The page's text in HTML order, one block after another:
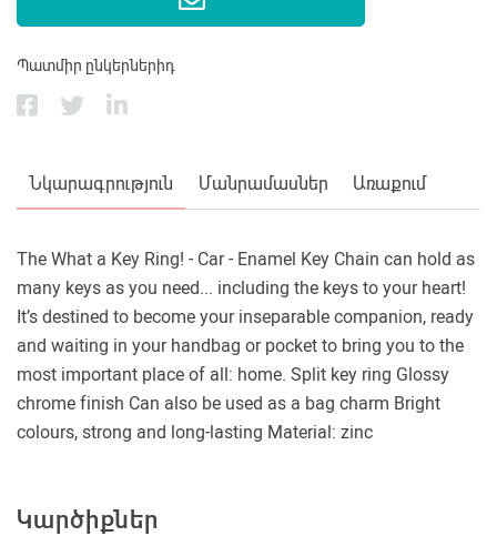
Պատմիր ընկերներիդ
Նկարագրություն Մանրամասներ Առաքում
The What a Key Ring! - Car - Enamel Key Chain can hold as
many keys as you need... including the keys to your heart!
It’s destined to become your inseparable companion, ready
and waiting in your handbag or pocket to bring you to the
most important place of all: home. Split key ring Glossy
chrome finish Can also be used as a bag charm Bright
colours, strong and long-lasting Material: zinc
Կարծիքներ